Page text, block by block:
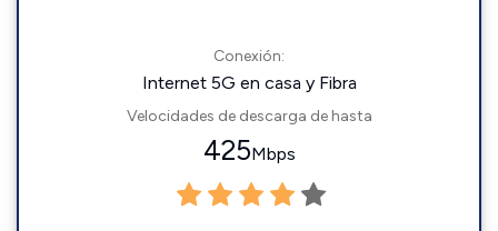
Conexión:
Internet 5G en casa y Fibra
Velocidades de descarga de hasta
425Mbps